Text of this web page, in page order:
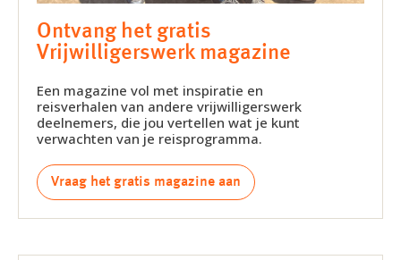
Ontvang het gratis
Vrijwilligerswerk magazine
Een magazine vol met inspiratie en
reisverhalen van andere vrijwilligerswerk
deelnemers, die jou vertellen wat je kunt
verwachten van je reisprogramma.
Vraag het gratis magazine aan